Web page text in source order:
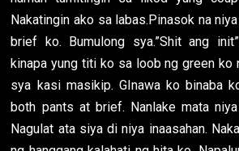
Nakatingin ako sa labas.Pinasok na
brief ko. Bumulong sya.”Shit ang
kinapa yung titi ko sa loob ng green ko
sya kasi masikip. GInawa ko binaba
both pants at brief. Nanlake mata
Nagulat ata siya di niya inaasahan.